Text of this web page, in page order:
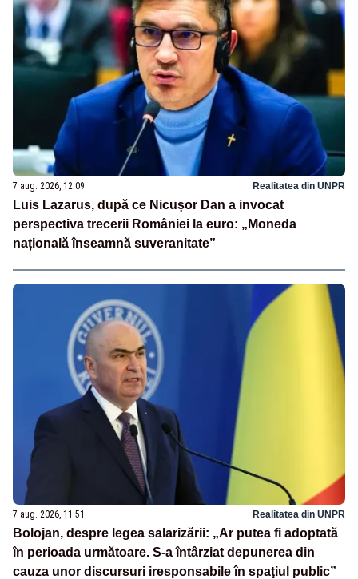
7 aug. 2026, 12:09 Realitatea din UNPR
Luis Lazarus, după ce Nicușor Dan a invocat
perspectiva trecerii României la euro: „Moneda
națională înseamnă suveranitate”
7 aug. 2026, 11:51 Realitatea din UNPR
Bolojan, despre legea salarizării: „Ar putea fi adoptată
în perioada următoare. S-a întârziat depunerea din
cauza unor discursuri iresponsabile în spaţiul public”